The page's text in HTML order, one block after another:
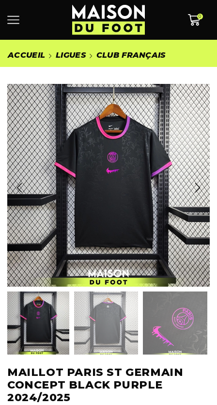
0
ACCUEIL LIGUES CLUB FRANÇAIS
MAILLOT PARIS ST GERMAIN
CONCEPT BLACK PURPLE
2024/2025